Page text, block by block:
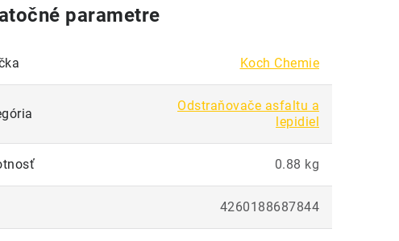
parametre
Koch Chemie
Odstraňovače asfaltu a
lepidiel
0.88 kg
4260188687844